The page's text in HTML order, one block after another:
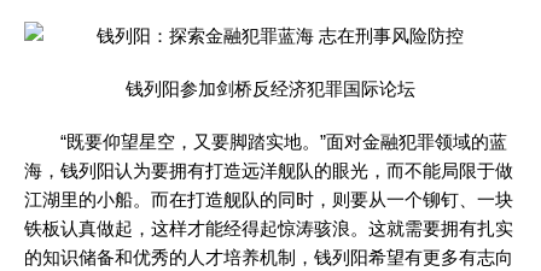
钱列阳参加剑桥反经济犯罪国际论坛
“既要仰望星空，又要脚踏实地。”面对金融犯罪领域的蓝
海，钱列阳认为要拥有打造远洋舰队的眼光，而不能局限于做
江湖里的小船。而在打造舰队的同时，则要从一个铆钉、一块
铁板认真做起，这样才能经得起惊涛骇浪。这就需要拥有扎实
的知识储备和优秀的人才培养机制，钱列阳希望有更多有志向